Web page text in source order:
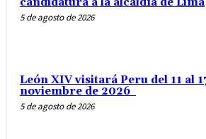
5 de agosto de 2026
León XIV visitará Peru del 11 al
noviembre de 2026
5 de agosto de 2026